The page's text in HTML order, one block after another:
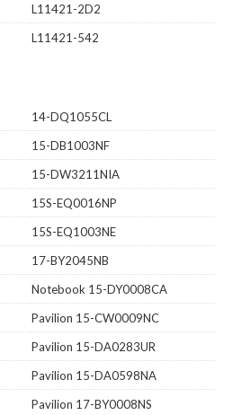
L11421-2D2
L11421-542
14-DQ1055CL
15-DB1003NF
15-DW3211NIA
15S-EQ0016NP
15S-EQ1003NE
17-BY2045NB
Notebook 15-DY0008CA
Pavilion 15-CW0009NC
Pavilion 15-DA0283UR
Pavilion 15-DA0598NA
Pavilion 17-BY0008NS